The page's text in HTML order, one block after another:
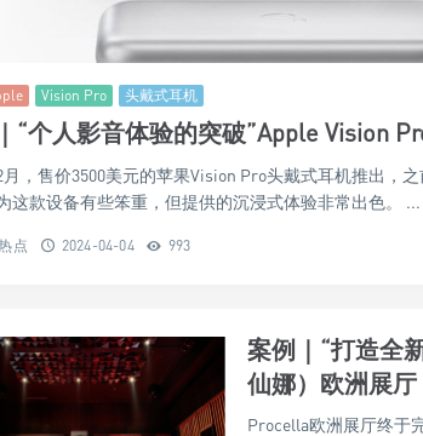
Vision Pro 头戴式耳机
“个人影音体验的突破”Apple Vision
月，售价3500美元的苹果Vision Pro头戴式耳机推出，
这款设备有些笨重，但提供的沉浸式体验非常出色。 ...
点 2024-04-04 993
案例｜“打造全
仙娜）欧洲展厅
Procella欧洲展厅终于